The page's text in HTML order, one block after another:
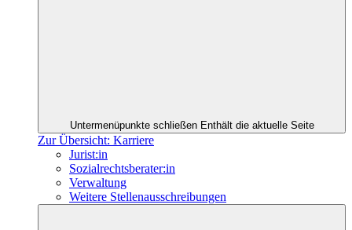
Untermenüpunkte schließen Enthält die aktuelle Seite
Zur Übersicht: Karriere
Jurist:in
Sozialrechtsberater:in
Verwaltung
Weitere Stellenausschreibungen